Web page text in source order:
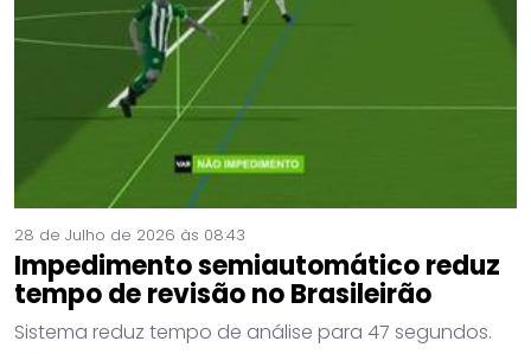
28 de Julho de 2026 às 08:43
Impedimento semiautomático reduz
tempo de revisão no Brasileirão
Sistema reduz tempo de análise para 47 segundos.